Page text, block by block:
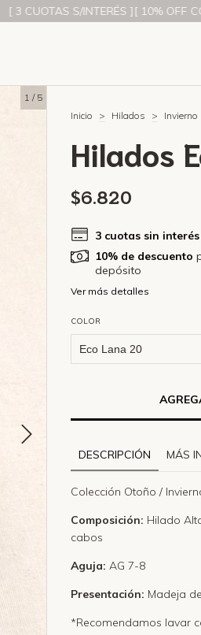
S/INTERÉS ][ 10% OFF CON
1 / 5
Inicio
> Hilados > Invierno
Hilados
$6.820
3 cuotas sin
10% de descuento
depósito
Ver más detalles
COLOR
DESCRIPCIÓN MÁS
Colección Otoño /
Composición: Hilado
cabos
Aguja: AG 7-8
Presentación: Madeja
*Recomendamos lavar